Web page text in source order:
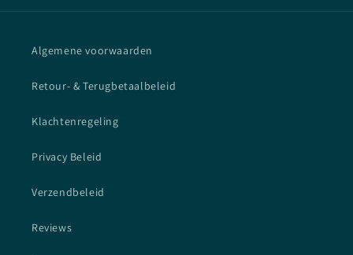
Algemene voorwaarden
Retour- & Terugbetaalbeleid
Klachtenregeling
Privacy Beleid
Verzendbeleid
Reviews